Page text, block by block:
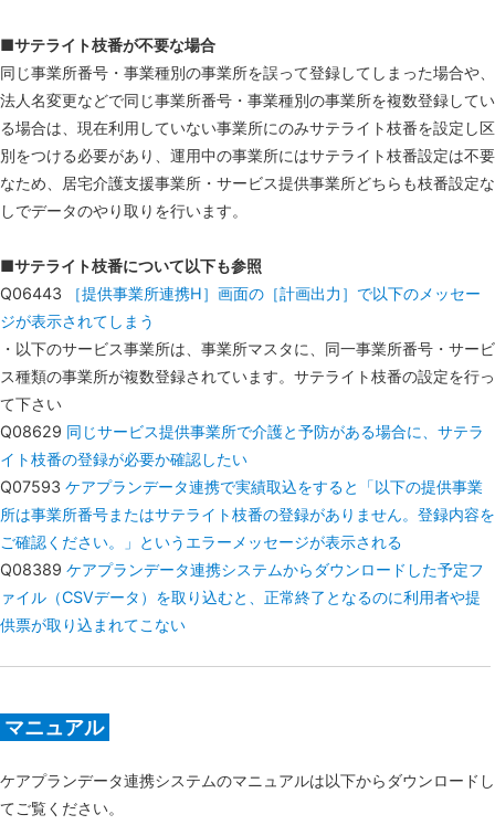
■サテライト枝番が不要な場合
同じ事業所番号・事業種別の事業所を誤って登録してしまった場合や、
法人名変更などで同じ事業所番号・事業種別の事業所を複数登録してい
る場合は、現在利用していない事業所にのみサテライト枝番を設定し区
別をつける必要があり、運用中の事業所にはサテライト枝番設定は不要
なため、居宅介護支援事業所・サービス提供事業所どちらも枝番設定な
しでデータのやり取りを行います。
■サテライト枝番について以下も参照
Q06443
［提供事業所連携H］画面の［計画出力］で以下のメッセー
ジが表示されてしまう
・以下のサービス事業所は、事業所マスタに、同一事業所番号・サービ
ス種類の事業所が複数登録されています。サテライト枝番の設定を行っ
て下さい
Q08629 同じサービス提供事業所で介護と予防がある場合に、サテラ
イト枝番の登録が必要か確認したい
Q07593 ケアプランデータ連携で実績取込をすると「以下の提供事業
所は事業所番号またはサテライト枝番の登録がありません。登録内容を
ご確認ください。」というエラーメッセージが表示される
Q08389 ケアプランデータ連携システムからダウンロードした予定フ
ァイル（CSVデータ）を取り込むと、正常終了となるのに利用者や提
供票が取り込まれてこない
マニュアル
ケアプランデータ連携システムのマニュアルは以下からダウンロードし
てご覧ください。